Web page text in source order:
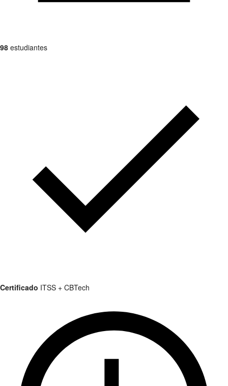
98 estudiantes
Certificado ITSS + CBTech